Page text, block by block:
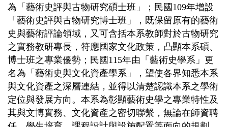
為「藝術史評與古物研究碩士班」；民國109年增設
「藝術史評與古物研究博士班」，既保留原有的藝術
史與藝術評論領域，又可含括本系教師對於古物研究
之實務教研專長，符應國家文化政策，凸顯本系碩、
博士班之專業優勢；民國115年由「藝術史學系」更
名為「藝術史與文化資產學系」，望使各界知悉本系
與文化資產之深層連結，並得以清楚認識本系之學術
定位與發展方向。本系為彰顯藝術史學之專業特性及
其與文博實務、文化資產之密切聯繫，無論在師資聘